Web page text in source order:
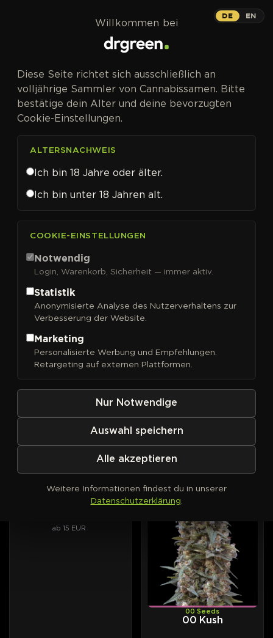
00 Seeds
Sortieren nach
00 Seeds
00 Cheese Auto
gereiftem Käse, im
Automatic-Format.
00 Seeds
00 Cheese
anhaltende Entspannung.
ab 15 EUR
00 Kush Auto
Seeds, jetzt selbstblühend.
ab 15 EUR
00 Seeds
00 Kush
DE EN
Willkommen bei
Diese Seite richtet sich ausschließlich an
volljährige Sammler von Cannabissamen. Bitte
bestätige dein Alter und deine bevorzugten
Cookie-Einstellungen.
ALTERSNACHWEIS
Ich bin 18 Jahre oder älter.
Ich bin unter 18 Jahren alt.
COOKIE-EINSTELLUNGEN
Notwendig
Login, Warenkorb, Sicherheit — immer aktiv.
Statistik
Anonymisierte Analyse des Nutzerverhaltens zur
Verbesserung der Website.
Marketing
Personalisierte Werbung und Empfehlungen.
Retargeting auf externen Plattformen.
Nur Notwendige
Auswahl speichern
Alle akzeptieren
Weitere Informationen findest du in unserer
Datenschutzerklärung